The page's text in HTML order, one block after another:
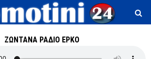
ΖΩΝΤΑΝΑ ΡΑΔΙΟ ΕΡΚΟ